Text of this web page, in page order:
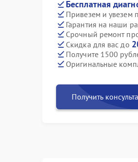
Бесплатная
Привезем и увезем
Гарантия на наши
Срочный ремонт
Скидка для вас до
Получите 1500
Оригинальные
Получить